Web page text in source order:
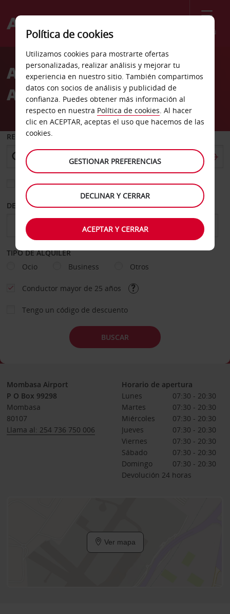
Menú
Welcome
AvisAlquiler de coches
Aeropuerto de Mombasa
RECOGER EN
Elegir otra oficina de devolución
DESDE HASTA
TIPO DE ALQUILER
Ocio
Business Otros
Conductor mayor de 25 años
Tengo un código de descuento
BUSCAR
Mombasa Airport
P O Box 99298
Mombasa
80107
Llama al: 254 736 750 006
Horario de apertura
Lunes
07:30 - 20:30
Martes
07:30 - 20:30
Miércoles
07:30 - 20:30
Jueves
07:30 - 20:30
Viernes
07:30 - 20:30
Sábado
07:30 - 20:30
Domingo
07:30 - 20:30
Devolución 24 horas
Ver mapa
Política de cookies
Utilizamos cookies para mostrarte ofertas
personalizadas, realizar análisis y mejorar tu
experiencia en nuestro sitio. También compartimos
datos con socios de análisis y publicidad de
confianza. Puedes obtener más información al
respecto en nuestra Política de cookies. Al hacer
clic en ACEPTAR, aceptas el uso que hacemos de las
cookies.
GESTIONAR PREFERENCIAS
DECLINAR Y CERRAR
ACEPTAR Y CERRAR